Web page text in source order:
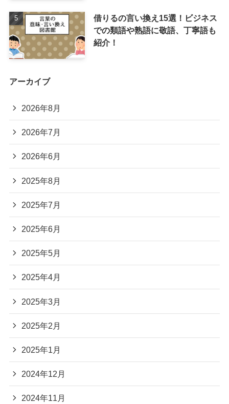
借りるの言い換え15選！ビジネス
での類語や熟語に敬語、丁寧語も
紹介！
アーカイブ
2026年8月
2026年7月
2026年6月
2025年8月
2025年7月
2025年6月
2025年5月
2025年4月
2025年3月
2025年2月
2025年1月
2024年12月
2024年11月